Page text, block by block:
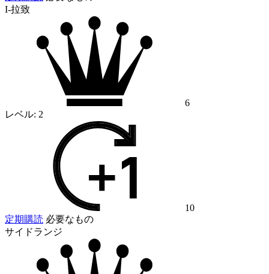
I-拉致
6
レベル: 2
10
定期購読 必要なもの
サイドランジ